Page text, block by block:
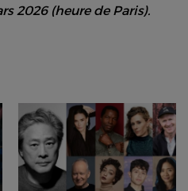
2026 (heure de Paris).